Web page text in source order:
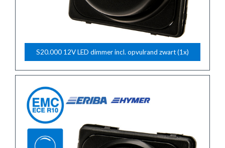
S20.000 12V LED dimmer incl. opvulrand zwart (1x)